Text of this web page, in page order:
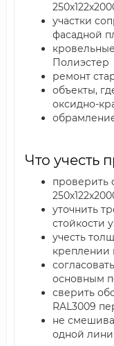
участки
фасадной
Полиэстер
ремонт
объекты,
оксидно-
Что учесть
проверить
уточнить
стойкости
учесть
креплении
основным
сверить
RAL3009
не
одной